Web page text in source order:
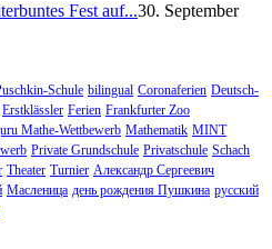
Fest auf...30. September
Schule bilingual Coronaferien Deutsch-
Erstklässler Ferien Frankfurter Zoo
Mathe-Wettbewerb Mathematik MINT
Private Grundschule Privatschule Schach
Theater Turnier Александр Сергеевич
Масленица день рождения Пушкина русский